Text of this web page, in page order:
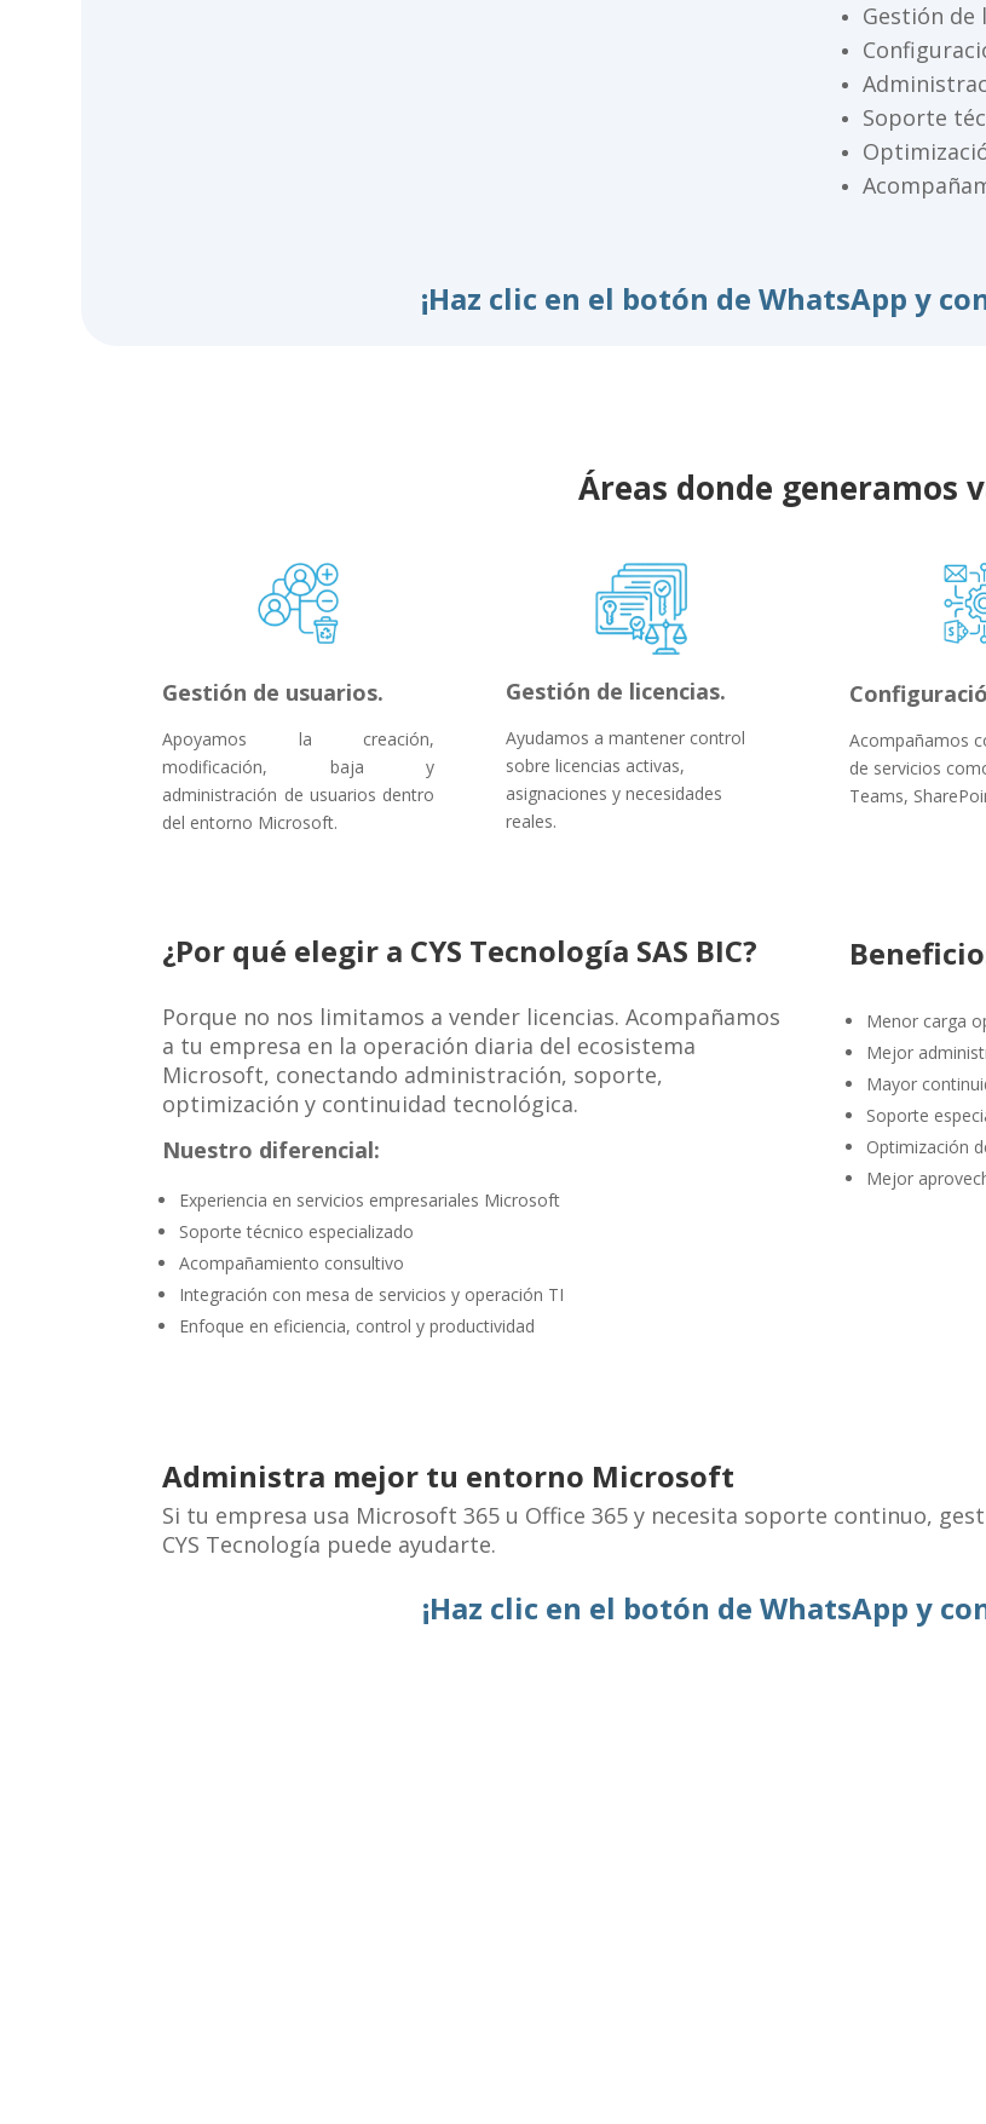
Gestión de
Soporte
¡Haz clic en el botón de WhatsApp y
Áreas donde generamos
Gestión de usuarios.
Apoyamos la creación,
modificación, baja y
administración de usuarios dentro
del entorno Microsoft.
Gestión de licencias.
Ayudamos a mantener control
sobre licencias activas,
asignaciones y necesidades
reales.
Acompañamos
de servicios
Teams,
¿Por qué elegir a CYS Tecnología SAS BIC?
Porque no nos limitamos a vender licencias. Acompañamos
a tu empresa en la operación diaria del ecosistema
Microsoft, conectando administración, soporte,
optimización y continuidad tecnológica.
Nuestro diferencial:
Experiencia en servicios empresariales Microsoft
Soporte técnico especializado
Acompañamiento consultivo
Integración con mesa de servicios y operación TI
Enfoque en eficiencia, control y productividad
Menor carga
Mejor
Mayor
Soporte
Optimización
Mejor
Administra mejor tu entorno Microsoft
Si tu empresa usa Microsoft 365 u Office 365 y necesita soporte continuo,
CYS Tecnología puede ayudarte.
¡Haz clic en el botón de WhatsApp y